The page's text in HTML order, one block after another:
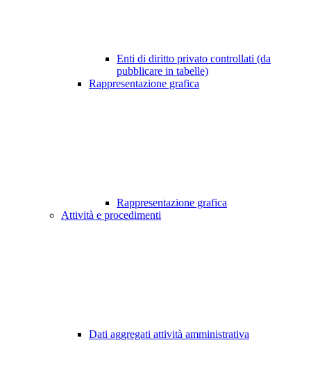
Enti di diritto privato controllati (da
pubblicare in tabelle)
Rappresentazione grafica
Rappresentazione grafica
Attività e procedimenti
Dati aggregati attività amministrativa